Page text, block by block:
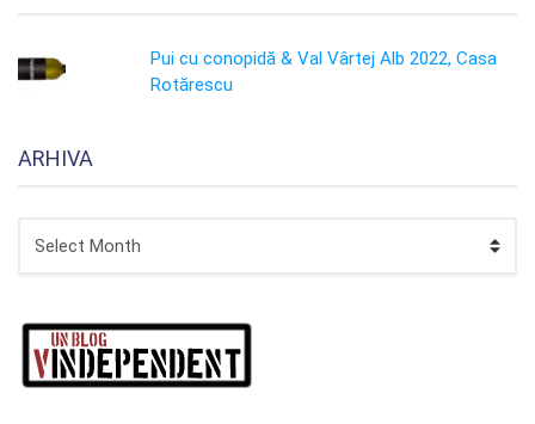
Pui cu conopidă & Val Vârtej Alb 2022, Casa
Rotărescu
ARHIVA